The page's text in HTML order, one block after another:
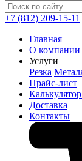
+7 (812) 209-15-11
Главная
О компании
Услуги
Резка
Прайс-лист
Доставка
Контакты